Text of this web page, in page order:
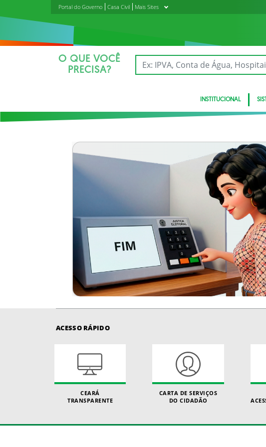
Portal do Governo Casa Civil Mais Sites
O QUE VOCÊ
PRECISA?
INSTITUCIONAL
ACESSO RÁPIDO
CEARÁ
TRANSPARENTE
CARTA DE SERVIÇOS
DO CIDADÃO